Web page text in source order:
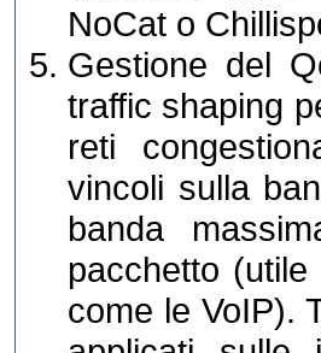
NoCat o
Gestione del
traffic shaping
reti
vincoli sulla
banda
pacchetto
come le VoIP).